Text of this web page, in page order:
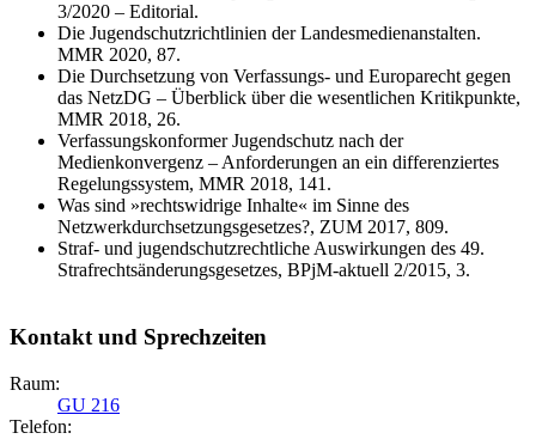
3/2020 – Editorial.
Die Jugendschutzrichtlinien der Landesmedienanstalten.
MMR 2020, 87.
Die Durchsetzung von Verfassungs- und Europarecht gegen
das NetzDG – Überblick über die wesentlichen Kritikpunkte,
MMR 2018, 26.
Verfassungskonformer Jugendschutz nach der
Medienkonvergenz – Anforderungen an ein differenziertes
Regelungssystem, MMR 2018, 141.
Was sind »rechtswidrige Inhalte« im Sinne des
Netzwerkdurchsetzungsgesetzes?, ZUM 2017, 809.
Straf- und jugendschutzrechtliche Auswirkungen des 49.
Strafrechtsänderungsgesetzes, BPjM-aktuell 2/2015, 3.
Kontakt und Sprechzeiten
Raum:
GU 216
Telefon: